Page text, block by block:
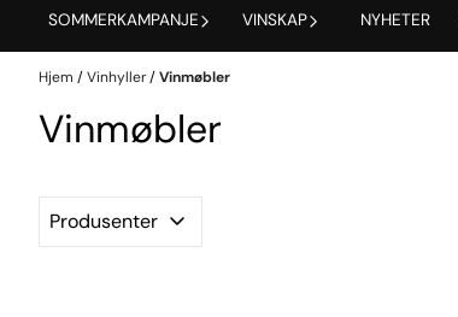
SOMMERKAMPANJE VINSKAP NYHETER
Hjem /Vinhyller/Vinmøbler
Vinmøbler
Produsenter